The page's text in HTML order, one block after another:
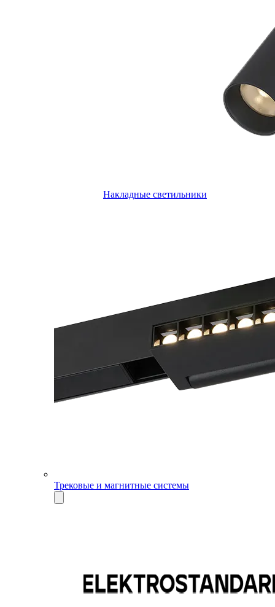
Накладные светильники
Трековые и магнитные системы